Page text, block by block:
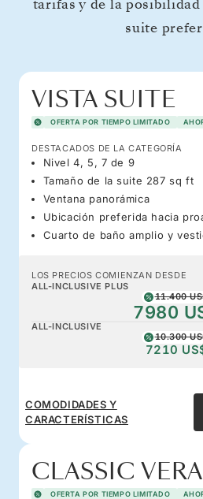
tarifas y de la
suite
VISTA SUITE
OFERTA POR TIEMPO LIMITADO
DESTACADOS DE LA CATEGORÍA
Nivel 4, 5, 7 de 9
Tamaño de la suite 287 sq ft
Ventana panorámica
Ubicación preferida hacia
Cuarto de baño amplio y
LOS PRECIOS COMIENZAN DESDE
ALL-INCLUSIVE PLUS
11.400
7980
ALL-INCLUSIVE
10.300
7210
COMODIDADES Y
CARACTERÍSTICAS
CLASSIC
OFERTA POR TIEMPO LIMITADO